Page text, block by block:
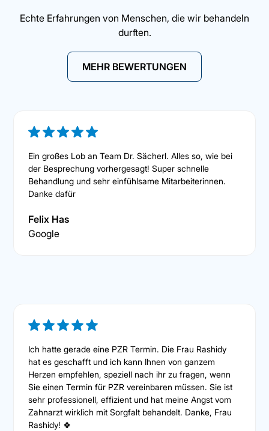
Echte Erfahrungen von Menschen, die wir behandeln
durften.
MEHR BEWERTUNGEN
Ein großes Lob an Team Dr. Sächerl. Alles so, wie bei
der Besprechung vorhergesagt! Super schnelle
Behandlung und sehr einfühlsame Mitarbeiterinnen.
Danke dafür
Felix Has
Google
Ich hatte gerade eine PZR Termin. Die Frau Rashidy
hat es geschafft und ich kann Ihnen von ganzem
Herzen empfehlen, speziell nach ihr zu fragen, wenn
Sie einen Termin für PZR vereinbaren müssen. Sie ist
sehr professionell, effizient und hat meine Angst vom
Zahnarzt wirklich mit Sorgfalt behandelt. Danke, Frau
Rashidy! 🍀